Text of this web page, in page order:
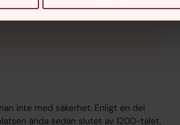
inte med säkerhet. Enligt en del
ända sedan slutet av 1200-talet,